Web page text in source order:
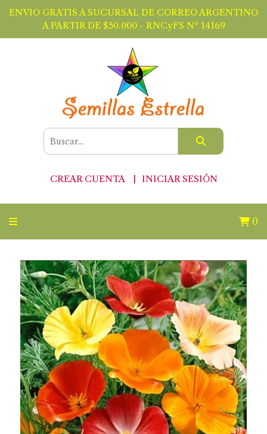
ENVIO GRATIS A SUCURSAL DE CORREO ARGENTINO
A PARTIR DE $50.000 - RNCyFS Nº 14169
CREAR CUENTA INICIAR SESIÓN
0